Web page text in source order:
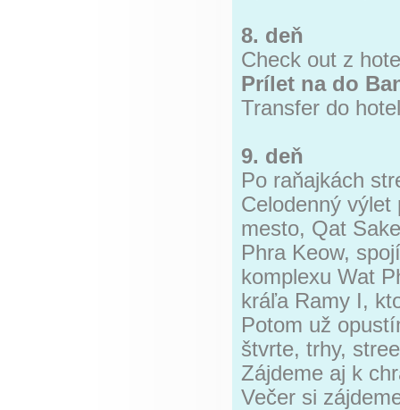
8. deň
Check out z
Prílet na do
Transfer do
9. deň
Po raňajkách
Celodenný
mesto, Qat
Phra Keow,
komplexu Wat
kráľa Ramy I,
Potom už
štvrte, trhy,
Zájdeme aj k
Večer si